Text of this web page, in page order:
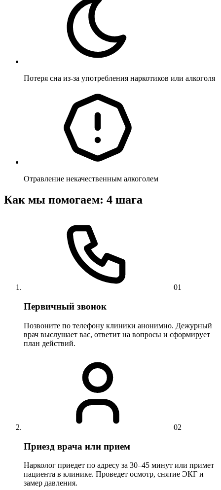
Потеря сна из-за употребления наркотиков или алкоголя
Отравление некачественным алкоголем
Как мы помогаем: 4 шага
01
Первичный звонок
Позвоните по телефону клиники анонимно. Дежурный
врач выслушает вас, ответит на вопросы и сформирует
план действий.
02
Приезд врача или прием
Нарколог приедет по адресу за 30–45 минут или примет
пациента в клинике. Проведет осмотр, снятие ЭКГ и
замер давления.